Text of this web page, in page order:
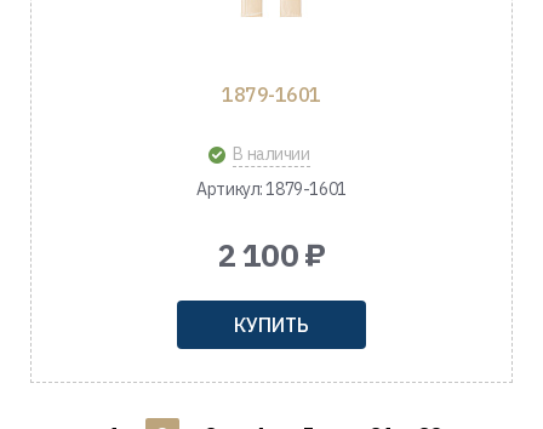
1879-1601
В наличии
Артикул: 1879-1601
2 100 ₽
КУПИТЬ